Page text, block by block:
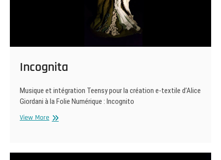
Incognita
Musique et intégration Teensy pour la création e-textile d’Alice
Giordani à la Folie Numérique : Incognito
View MoreIncognita